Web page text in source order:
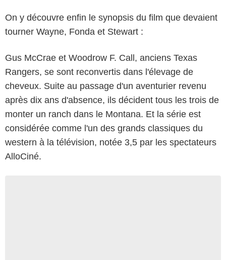
On y découvre enfin le synopsis du film que devaient
tourner Wayne, Fonda et Stewart :
Gus McCrae et Woodrow F. Call, anciens Texas
Rangers, se sont reconvertis dans l'élevage de
cheveux. Suite au passage d'un aventurier revenu
après dix ans d'absence, ils décident tous les trois de
monter un ranch dans le Montana. Et la série est
considérée comme l'un des grands classiques du
western à la télévision, notée 3,5 par les spectateurs
AlloCiné.